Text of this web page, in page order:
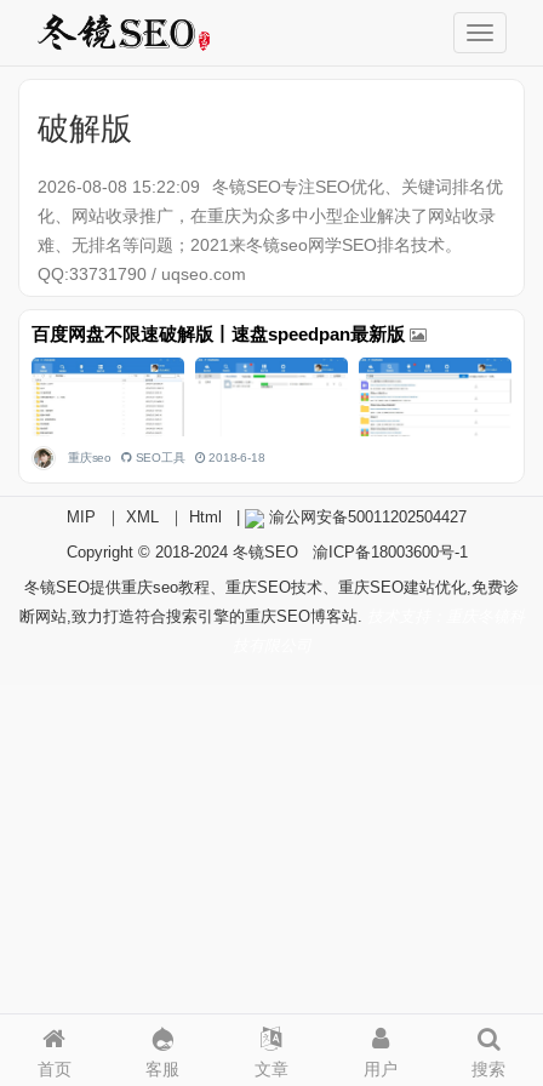
破解版
2026-08-08 15:22:09
冬镜SEO专注SEO优化、关键词排名优
化、网站收录推广，在重庆为众多中小型企业解决了网站收录
难、无排名等问题；2021来冬镜seo网学SEO排名技术。
QQ:33731790 / uqseo.com
百度网盘不限速破解版丨速盘speedpan最新版
重庆seo SEO工具 2018-6-18
首页 客服 文章 用户 搜索
MIP ｜ XML ｜ Html
渝公网安备50011202504427
Copyright © 2018-2024 冬镜SEO
渝ICP备18003600号-1
冬镜SEO提供重庆seo教程、重庆SEO技术、重庆SEO建站优化,免费诊
断网站,致力打造符合搜索引擎的重庆SEO博客站.